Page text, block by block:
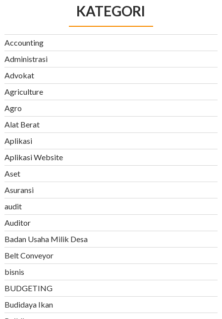
KATEGORI
Accounting
Administrasi
Advokat
Agriculture
Agro
Alat Berat
Aplikasi
Aplikasi Website
Aset
Asuransi
audit
Auditor
Badan Usaha Milik Desa
Belt Conveyor
bisnis
BUDGETING
Budidaya Ikan